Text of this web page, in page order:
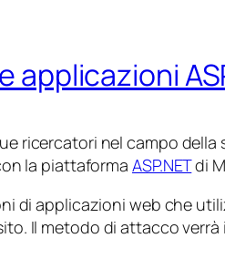
applicazioni
ricercatori nel campo
la piattaforma ASP.NETdi
di applicazioni web che
Il metodo di attacco